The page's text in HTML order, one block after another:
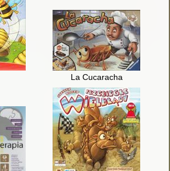
La Cucaracha